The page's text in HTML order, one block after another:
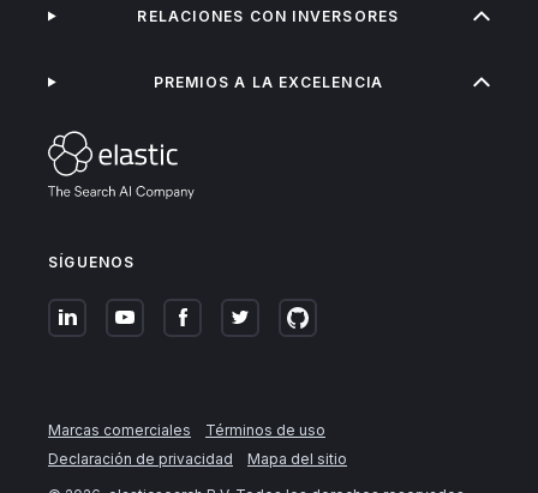
SÍGUENOS
RELACIONES CON INVERSORES
PREMIOS A LA EXCELENCIA
Marcas comerciales
Términos de uso
Declaración de privacidad
Mapa del sitio